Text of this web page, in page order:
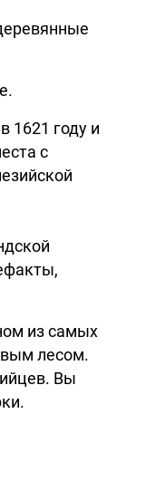
1621 году и
с
из самых
лесом.
Вы